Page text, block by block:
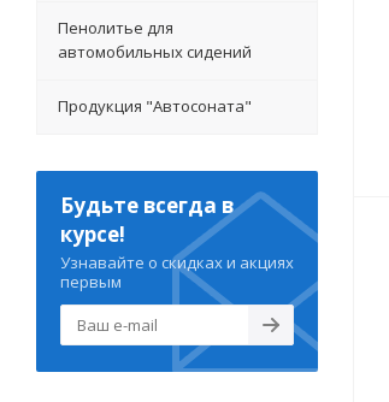
Пенолитье для
автомобильных сидений
Продукция "Автосоната"
Будьте всегда в
курсе!
Узнавайте о скидках и акциях
первым